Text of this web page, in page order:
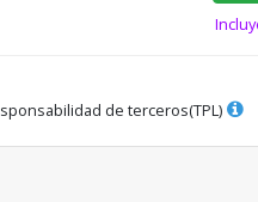
de terceros(TPL)